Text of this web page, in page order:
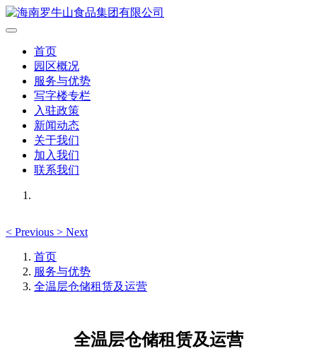
首页
园区概况
服务与优势
写字楼专栏
入驻政策
新闻动态
关于我们
加入我们
联系我们
< Previous > Next
首页
服务与优势
全温层仓储租赁及运营
全温层仓储租赁及运营